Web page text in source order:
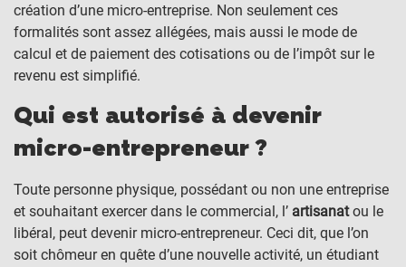
création d’une micro-entreprise. Non seulement ces
formalités sont assez allégées, mais aussi le mode de
calcul et de paiement des cotisations ou de l’impôt sur le
revenu est simplifié.
Qui est autorisé à devenir
micro-entrepreneur ?
Toute personne physique, possédant ou non une entreprise
et souhaitant exercer dans le commercial, l’ artisanatou le
libéral, peut devenir micro-entrepreneur. Ceci dit, que l’on
soit chômeur en quête d’une nouvelle activité, un étudiant